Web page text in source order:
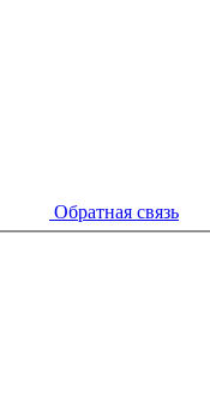
Обратная связь